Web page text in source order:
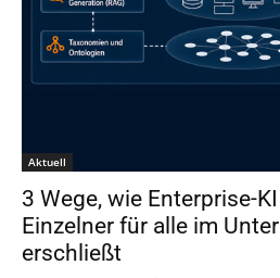
Aktuell
3 Wege, wie Enterprise-
Einzelner für alle im
erschließt